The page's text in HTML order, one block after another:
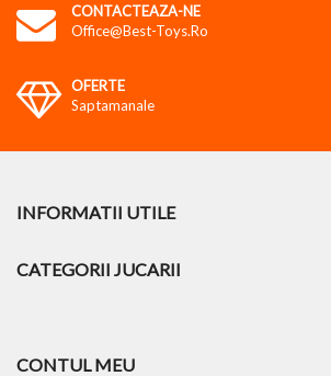
CONTACTEAZA-NE
Office@best-Toys.ro
OFERTE
Saptamanale
INFORMATII UTILE
CATEGORII JUCARII
CONTUL MEU